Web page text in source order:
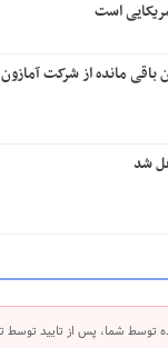
است
باقی مانده از شرکت
شد
توسط شما، پس از تایید